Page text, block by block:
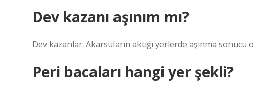
Dev kazanı aşınım mı?
Dev kazanlar: Akarsuların aktığı yerlerde aşınma
Peri bacaları hangi yer şekli?